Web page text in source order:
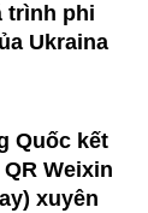
trình phi
Ukraina
Quốc kết
Weixin
xuyên